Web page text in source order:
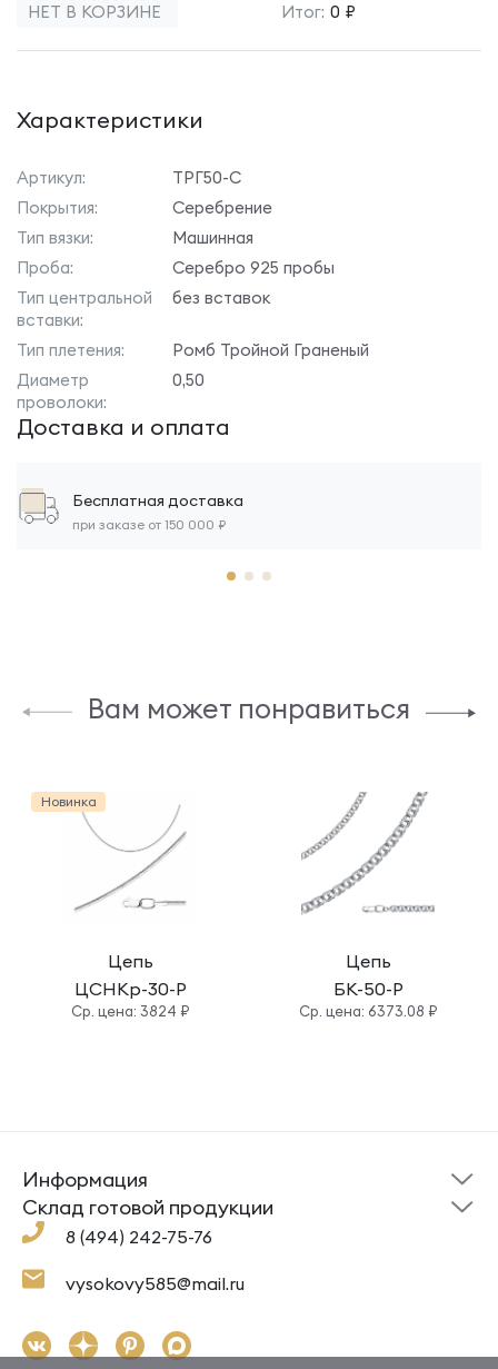
НЕТ В КОРЗИНЕ Итог: 0 ₽
Характеристики
Артикул:
ТРГ50-С
Покрытия:
Серебрение
Тип вязки:
Машинная
Проба:
Серебро 925 пробы
Тип центральной
вставки:
без вставок
Тип плетения:
Ромб Тройной Граненый
Диаметр
проволоки:
0,50
Доставка и оплата
Бесплатная доставка
при заказе от 150 000 ₽
Вам может понравиться
Новинка
Цепь
ЦСНКр-30-Р
Cр. цена: 3824 ₽
Цепь
БК-50-Р
Cр. цена: 6373.08 ₽
8 (494) 242-75-76
vysokovy585@mail.ru
Информация
Склад готовой
продукции
Под заказ
О компании
Как заказать
Помощь
Cклад готовой продукции
Кресты
Кольца
Подвески
Серьги
Ложки
Крестильные наборы